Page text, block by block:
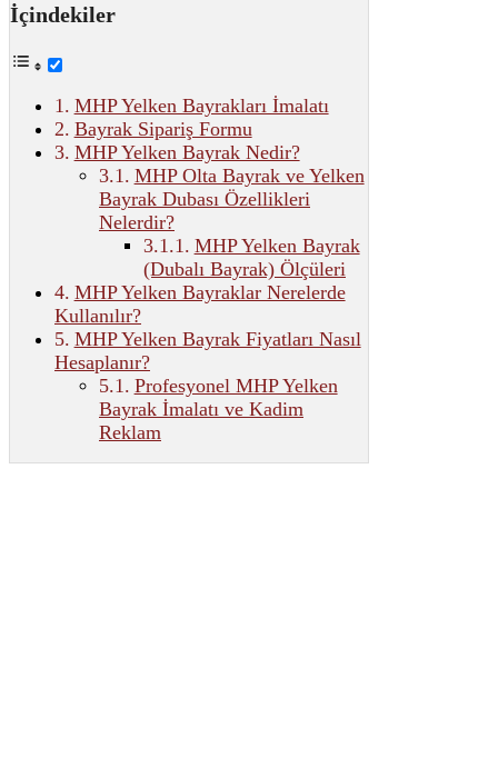
İçindekiler
MHP Yelken Bayrakları İmalatı
Bayrak Sipariş Formu
MHP Yelken Bayrak Nedir?
MHP Olta Bayrak ve Yelken
Bayrak Dubası Özellikleri
Nelerdir?
MHP Yelken Bayrak
(Dubalı Bayrak) Ölçüleri
MHP Yelken Bayraklar Nerelerde
Kullanılır?
MHP Yelken Bayrak Fiyatları Nasıl
Hesaplanır?
Profesyonel MHP Yelken
Bayrak İmalatı ve Kadim
Reklam